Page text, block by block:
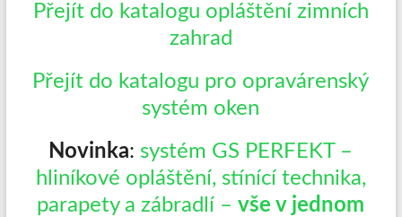
Přejít do katalogu opláštění zimních
zahrad
Přejít do katalogu pro opravárenský
systém oken
Novinka: systém GS PERFEKT –
hliníkové opláštění, stínící technika,
parapety a zábradlí –vše v jednom